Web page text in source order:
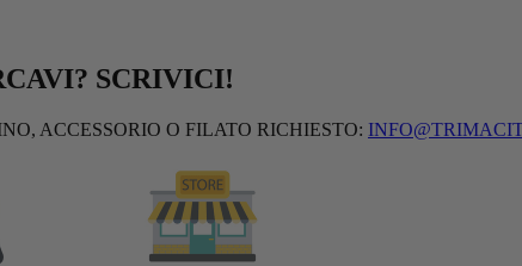
SCRIVICI!
ACCESSORIO O FILATO RICHIESTO: